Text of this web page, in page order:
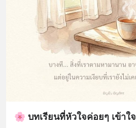
🌸 บทเรียนที่หัวใจค่อยๆ เข้าใจ